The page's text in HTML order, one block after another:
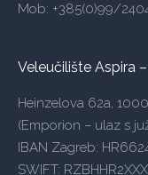
Mob: +385(0)99/
Veleučilište Aspira
Heinzelova 62a,
(Emporion – ulaz s
IBAN Zagreb:
SWIFT: RZBHHR2XXX